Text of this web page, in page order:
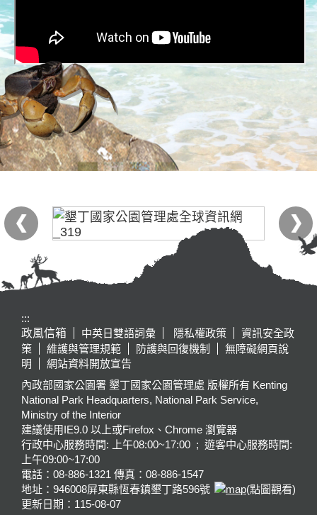
:::
政風信箱
中英日雙語詞彙 隱私權政策
資訊安全政
策
維護與管理規範 防護與回復機制
無障礙網頁說
明
網站資料開放宣告
內政部國家公園署 墾丁國家公園管理處 版權所有 Kenting
National Park Headquarters, National Park Service,
Ministry of the Interior
建議使用IE9.0 以上或Firefox、Chrome 瀏覽器
行政中心服務時間: 上午08:00~17:00 ; 遊客中心服務時間:
上午09:00~17:00
電話：08-886-1321 傳真：08-886-1547
地址：946008屏東縣恆春鎮墾丁路596號
(點圖觀看)
更新日期： 115-08-07